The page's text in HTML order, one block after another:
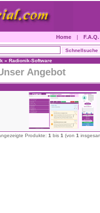
Home | F.A.Q.
» Radionik-Software
Angebot
Produkte: 1 bis 1 (von 1